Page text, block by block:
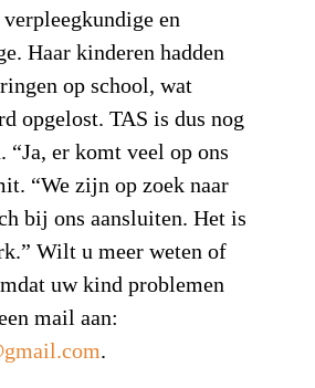
en
Haar kinderen hadden
op school, wat
opgelost. TAS is dus nog
“Ja, er komt veel op ons
“We zijn op zoek naar
bij ons aansluiten. Het is
Wilt u meer weten of
uw kind problemen
mail aan:
.